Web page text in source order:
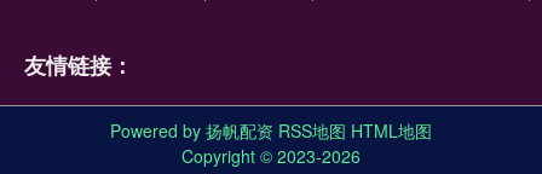
友情链接：
Powered by 扬帆配资 RSS地图 HTML地图
Copyright © 2023-2026